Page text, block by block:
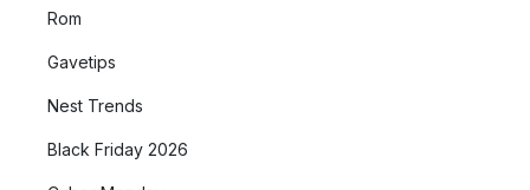
Rom
Gavetips
Nest Trends
Black Friday 2026